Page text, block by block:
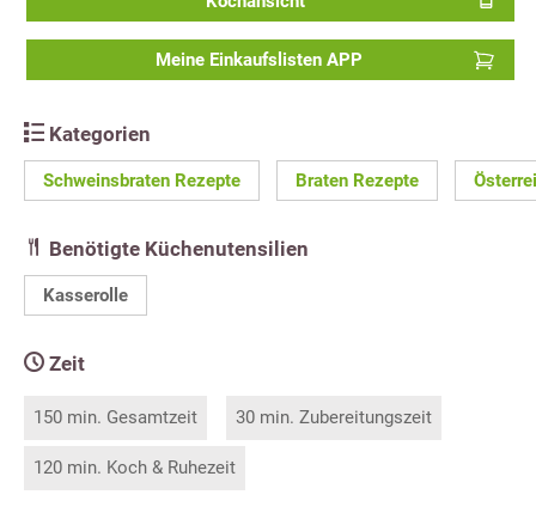
Meine Einkaufslisten APP
Kategorien
Schweinsbraten Rezepte Braten Rezepte
Benötigte Küchenutensilien
Kasserolle
Zeit
150 min. Gesamtzeit 30 min. Zubereitungszeit
120 min. Koch & Ruhezeit